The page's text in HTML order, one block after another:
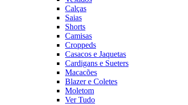
Calças
Saias
Shorts
Camisas
Croppeds
Casacos e Jaquetas
Cardigans e Sueters
Macacões
Blazer e Coletes
Moletom
Ver Tudo